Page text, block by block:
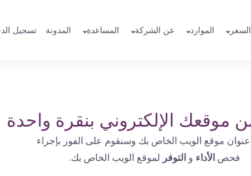
السعر الموارد عن الشركة المساعدة المدونة تسجيل
موقعك الإلكتروني بنقرة واحدة
موقع الويب الخاص بك وسنقوم على الفور بإجراء
فحص الأداء و التوفر لموقع الويب الخاص بك.